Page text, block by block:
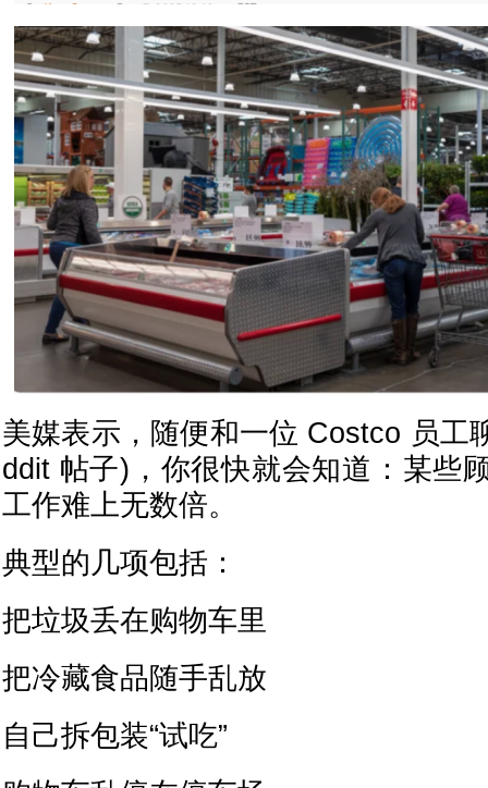
美媒表示，随便和一位 Costco 员工
ddit 帖子)，你很快就会知道：某些
工作难上无数倍。
典型的几项包括：
把垃圾丢在购物车里
把冷藏食品随手乱放
自己拆包装“试吃”